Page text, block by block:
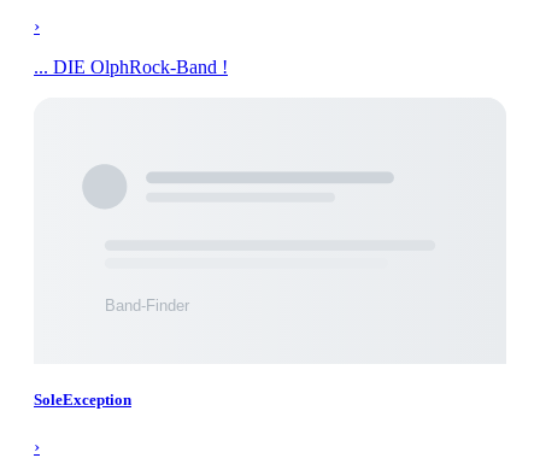
›
... DIE OlphRock-Band !
SoleException
›